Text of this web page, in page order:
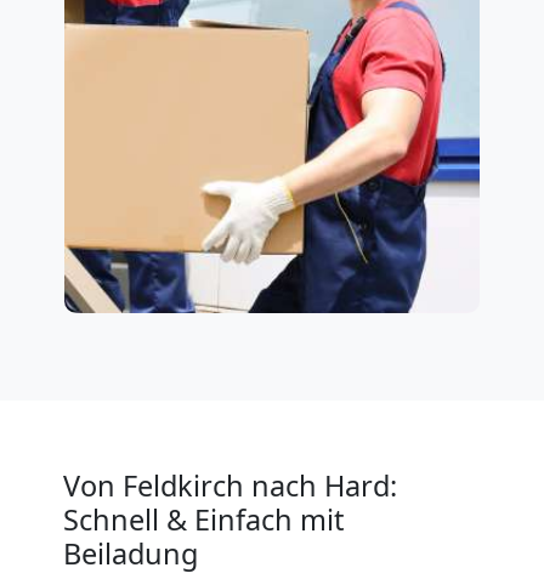
Von Feldkirch nach Hard:
Schnell & Einfach mit
Beiladung